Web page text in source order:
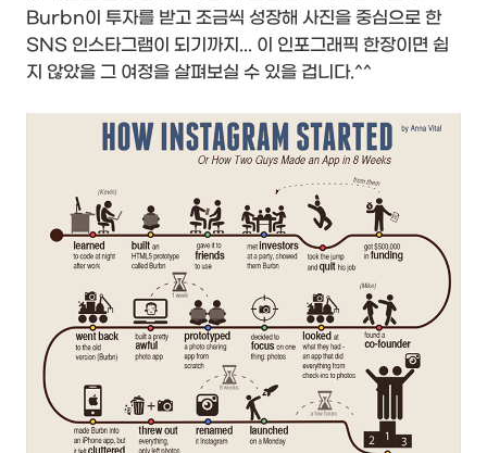
Burbn이 투자를 받고 조금씩 성장해 사진을 중심으로 한
SNS 인스타그램이 되기까지... 이 인포그래픽 한장이면 쉽
지 않았을 그 여정을 살펴보실 수 있을 겁니다.^^